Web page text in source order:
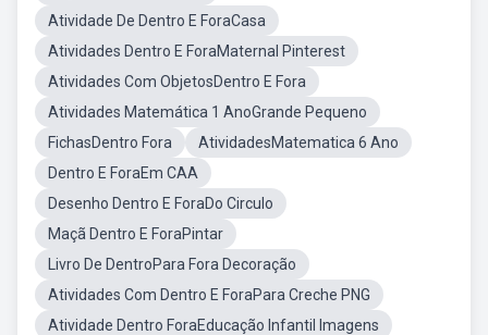
Atividade De Dentro E ForaCasa
Atividades Dentro E ForaMaternal Pinterest
Atividades Com ObjetosDentro E Fora
Atividades Matemática 1 AnoGrande Pequeno
FichasDentro Fora
AtividadesMatematica 6 Ano
Dentro E ForaEm CAA
Desenho Dentro E ForaDo Circulo
Maçã Dentro E ForaPintar
Livro De DentroPara Fora Decoração
Atividades Com Dentro E ForaPara Creche PNG
Atividade Dentro ForaEducação Infantil Imagens